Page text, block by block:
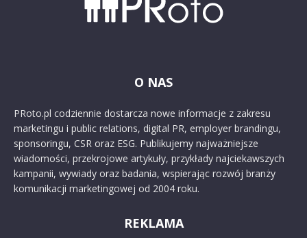
O NAS
PRoto.pl codziennie dostarcza nowe informacje z zakresu
marketingu i public relations, digital PR, employer brandingu,
sponsoringu, CSR oraz ESG. Publikujemy najważniejsze
wiadomości, przekrojowe artykuły, przykłady najciekawszych
kampanii, wywiady oraz badania, wspierając rozwój branży
komunikacji marketingowej od 2004 roku.
REKLAMA